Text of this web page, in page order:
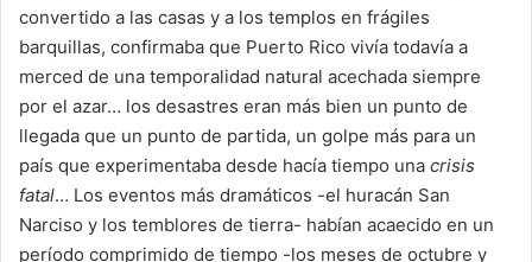
convertido a las casas y a los templos en frágiles
barquillas, confirmaba que Puerto Rico vivía todavía a
merced de una temporalidad natural acechada siempre
por el azar… los desastres eran más bien un punto de
llegada que un punto de partida, un golpe más para un
país que experimentaba desde hacía tiempo una crisis
fatal… Los eventos más dramáticos -el huracán San
Narciso y los temblores de tierra- habían acaecido en un
período comprimido de tiempo -los meses de octubre y